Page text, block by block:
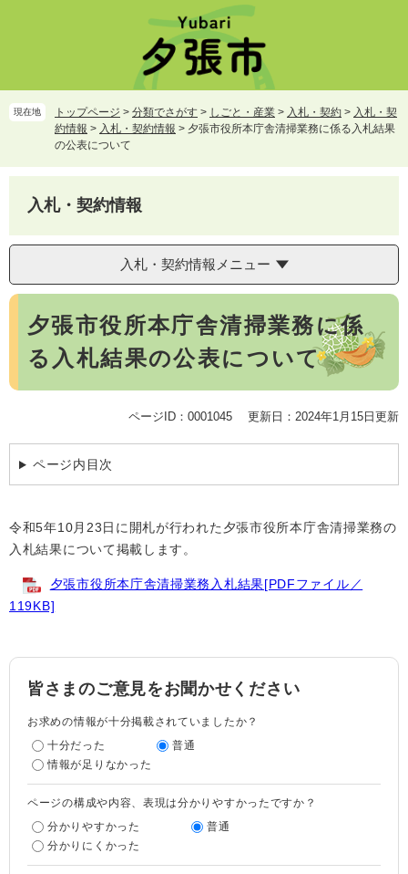
頭
で
飛
ば
現在地 トップページ > 分類でさがす > しごと・産業 > 入札・契約 > 入札・契
約情報 > 入札・契約情報 > 夕張市役所本庁舎清掃業務に係る入札結果
の公表について
入札・契約情報
入札・契約情報メニュー
本
夕張市役所本庁舎清掃業務に係
る入札結果の公表について
ページID：0001045 更新日：2024年1月15日更新
ページ内目次
令和5年10月23日に開札が行われた夕張市役所本庁舎清掃業務の
入札結果について掲載します。
夕張市役所本庁舎清掃業務入札結果[PDFファイル／
119KB]
皆さまのご意見をお聞かせください
お求めの情報が十分掲載されていましたか？
十分だった
普通
情報が足りなかった
ページの構成や内容、表現は分かりやすかったですか？
分かりやすかった
普通
分かりにくかった